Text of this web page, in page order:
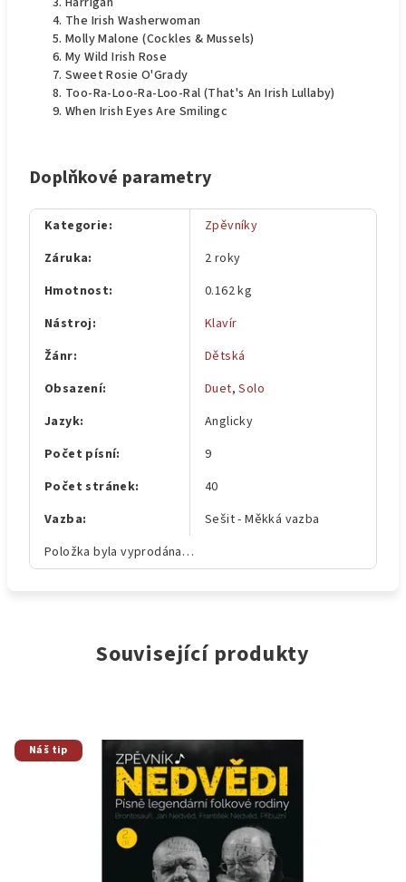
The Irish Washerwoman
Molly Malone (Cockles & Mussels)
My Wild Irish Rose
Sweet Rosie O'Grady
Too-Ra-Loo-Ra-Loo-Ral (That's An Irish Lullaby)
When Irish Eyes Are Smilingc
Doplňkové parametry
Kategorie:
Zpěvníky
Záruka:
2 roky
Hmotnost:
0.162 kg
Nástroj:
Klavír
Žánr:
Dětská
Obsazení: Duet,Solo
Jazyk:
Anglicky
Počet písní:
9
Počet stránek:
40
Vazba:
Sešit - Měkká vazba
Položka byla vyprodána…
Související produkty
Náš tip